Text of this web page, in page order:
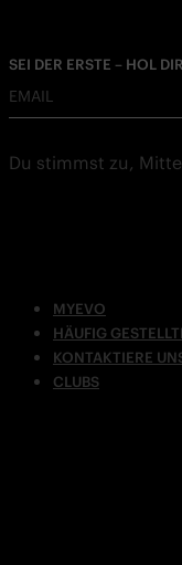
MYEVO
HÄUFIG
KONTAKTIERE
CLUBS
SEI DER ERSTE – HOL
EMAIL
Du stimmst zu,